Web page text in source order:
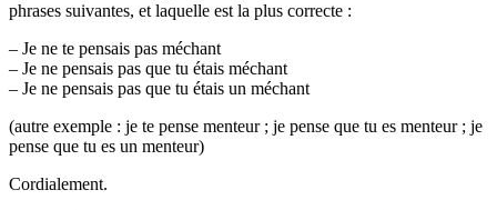
phrases suivantes, et laquelle est la plus correcte :
– Je ne te pensais pas méchant
– Je ne pensais pas que tu étais méchant
– Je ne pensais pas que tu étais un méchant
(autre exemple : je te pense menteur ; je pense que tu es menteur ; je
pense que tu es un menteur)
Cordialement.